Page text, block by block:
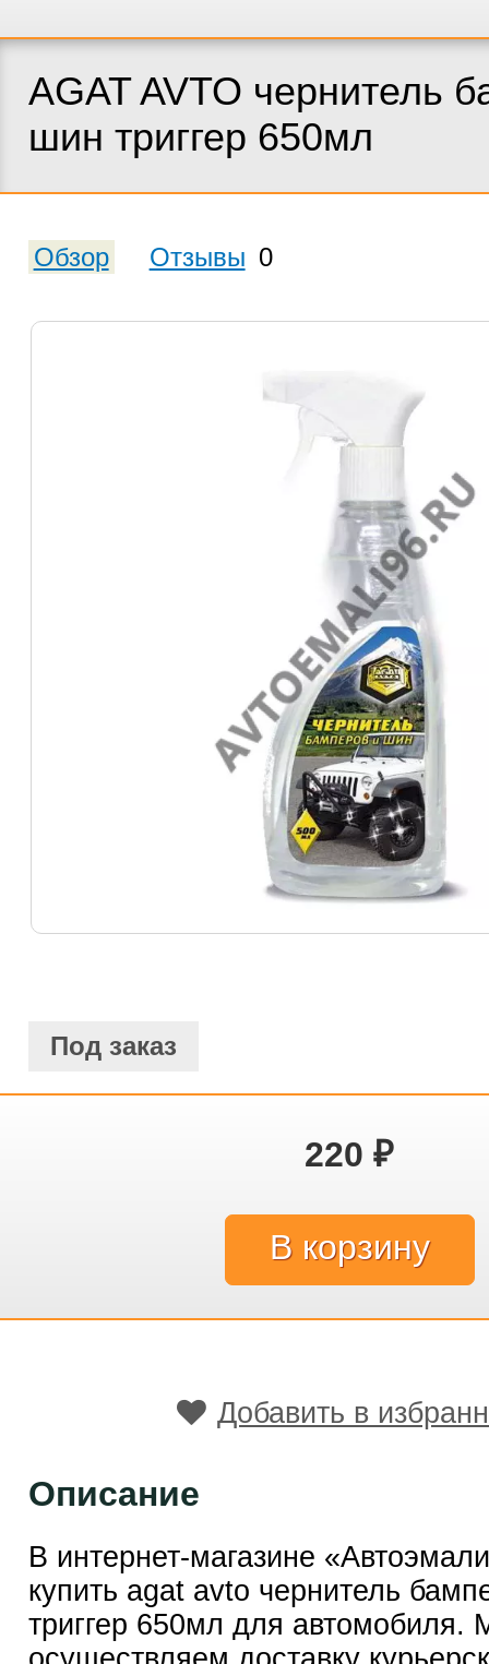
AGAT AVTO чернитель
шин триггер 650мл
Обзор Отзывы 0
Под заказ
220 ₽
Добавить в
Описание
В интернет-магазине
купить agat avto чернитель
триггер 650мл для автомобиля.